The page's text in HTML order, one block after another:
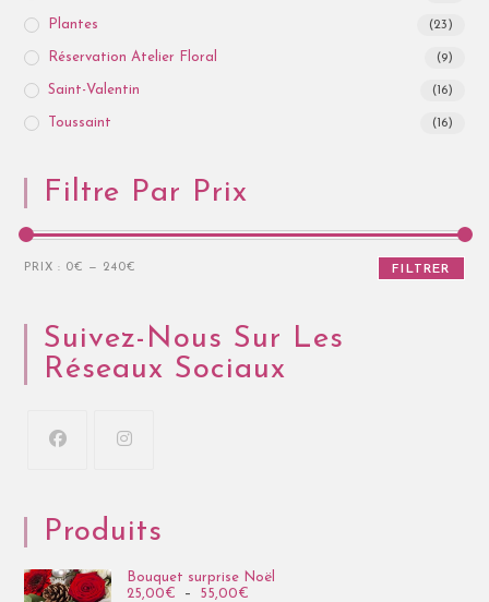
Plantes (23)
Réservation Atelier Floral (9)
Saint-Valentin (16)
Toussaint (16)
Filtre Par Prix
FILTRER
PRIX : 0€ — 240€
Suivez-Nous Sur Les
Réseaux Sociaux
Produits
Bouquet surprise Noël
25,00€ – 55,00€